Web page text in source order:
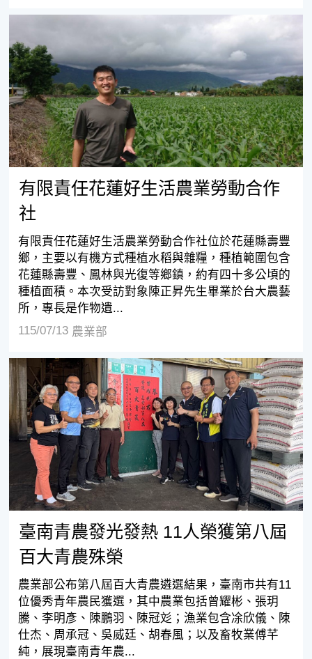
有限責任花蓮好生活農業勞動合作社
有限責任花蓮好生活農業勞動合作
社
有限責任花蓮好生活農業勞動合作社位於花蓮縣壽豐
鄉，主要以有機方式種植水稻與雜糧，種植範圍包含
花蓮縣壽豐、鳳林與光復等鄉鎮，約有四十多公頃的
種植面積。本次受訪對象陳正昇先生畢業於台大農藝
所，專長是作物遺...
115/07/13 農業部
臺南青農發光發熱 11人榮獲第八屆百大青農殊榮
臺南青農發光發熱 11人榮獲第八屆
百大青農殊榮
農業部公布第八屆百大青農遴選結果，臺南市共有11
位優秀青年農民獲選，其中農業包括曾耀彬、張玥
騰、李明彥、陳鵬羽、陳冠彣；漁業包含凃欣儀、陳
仕杰、周承冠、吳威廷、胡春風；以及畜牧業傅芊
純，展現臺南青年農...